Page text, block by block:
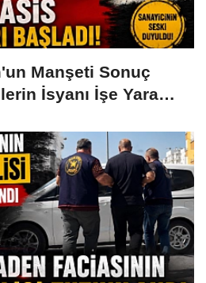
Manşeti Sonuç
İsyanı İşe Yaradı: